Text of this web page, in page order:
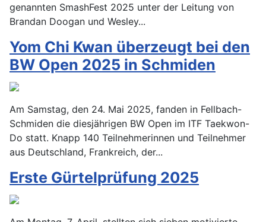
genannten SmashFest 2025 unter der Leitung von
Brandan Doogan und Wesley...
Yom Chi Kwan überzeugt bei den
BW Open 2025 in Schmiden
Am Samstag, den 24. Mai 2025, fanden in Fellbach-
Schmiden die diesjährigen BW Open im ITF Taekwon-
Do statt. Knapp 140 Teilnehmerinnen und Teilnehmer
aus Deutschland, Frankreich, der...
Erste Gürtelprüfung 2025